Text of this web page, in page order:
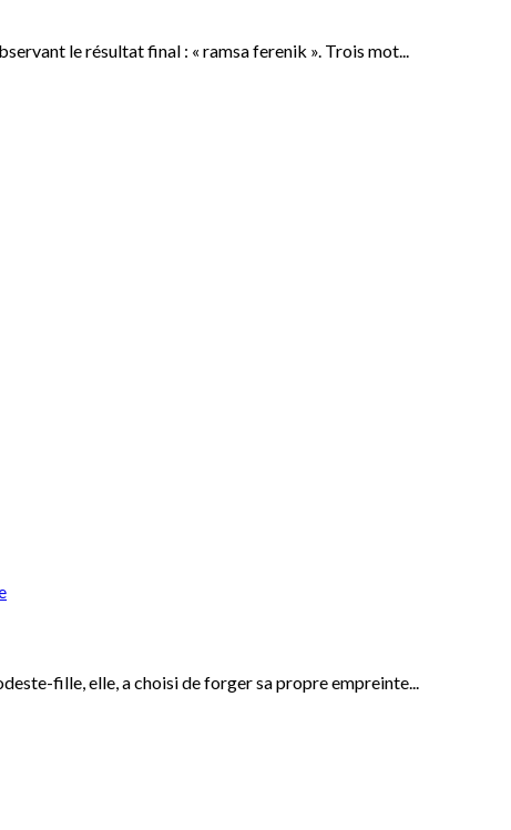
le résultat final : « ramsa ferenik ». Trois mot...
fille, elle, a choisi de forger sa propre empreinte...